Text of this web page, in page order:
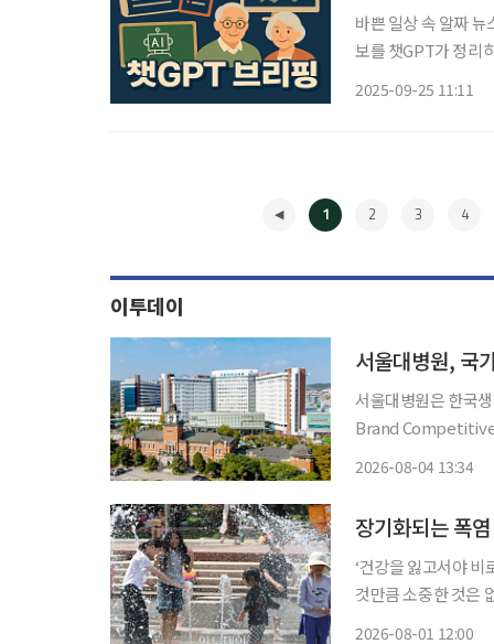
바쁜 일상 속 알짜
보를 챗GPT가 정리하고 편집
2025-09-25 11:11
1 2 3 4
이투데이
서울대병원, 국
서울대병원은 한국
Brand
2026-08-04 13:34
‘건강을 잃고서야
것만큼 소중한 것은
2026-08-01 12:00